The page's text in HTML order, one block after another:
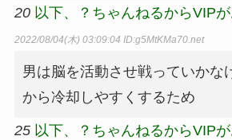
20 以下、？ちゃんねるからVIP
2022/08/04(木) 03:09:04 ID:g5MtKMa70.net
男は脳を活動させ戦っていかな
から冷却しやすくするため
25 以下、？ちゃんねるからVIP